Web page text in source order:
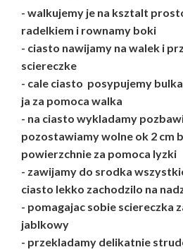
- walkujemy je na ksztalt
radelkiem i rownamy boki
- ciasto nawijamy na walek i
sciereczke
- cale ciasto posypujemy
ja za pomoca walka
- na ciasto wykladamy
pozostawiamy wolne ok 2 cm
powierzchnie za pomoca lyzki
- zawijamy do srodka
ciasto lekko zachodzilo na
- pomagajac sobie sciereczka
jablkowy
- przekladamy delikatnie